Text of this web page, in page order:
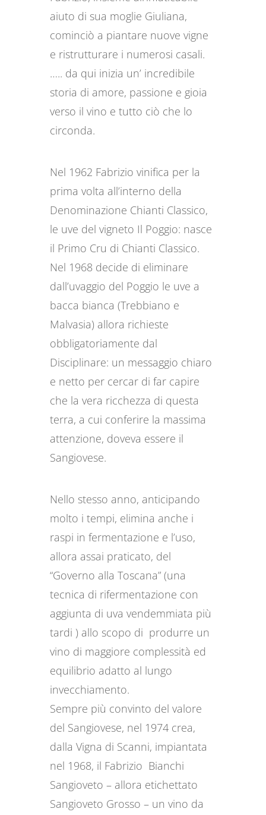
aiuto di sua moglie Giuliana,
cominciò a piantare nuove vigne
e ristrutturare i numerosi casali.
….. da qui inizia un’ incredibile
storia di amore, passione e gioia
verso il vino e tutto ciò che lo
circonda.
Nel 1962 Fabrizio vinifica per la
prima volta all’interno della
Denominazione Chianti Classico,
le uve del vigneto Il Poggio: nasce
il Primo Cru di Chianti Classico.
Nel 1968 decide di eliminare
dall’uvaggio del Poggio le uve a
bacca bianca (Trebbiano e
Malvasia) allora richieste
obbligatoriamente dal
Disciplinare: un messaggio chiaro
e netto per cercar di far capire
che la vera ricchezza di questa
terra, a cui conferire la massima
attenzione, doveva essere il
Sangiovese.
Nello stesso anno, anticipando
molto i tempi, elimina anche i
raspi in fermentazione e l’uso,
allora assai praticato, del
“Governo alla Toscana” (una
tecnica di rifermentazione con
aggiunta di uva vendemmiata più
tardi ) allo scopo di produrre un
vino di maggiore complessità ed
equilibrio adatto al lungo
invecchiamento.
Sempre più convinto del valore
del Sangiovese, nel 1974 crea,
dalla Vigna di Scanni, impiantata
nel 1968, il Fabrizio Bianchi
Sangioveto – allora etichettato
Sangioveto Grosso – un vino da